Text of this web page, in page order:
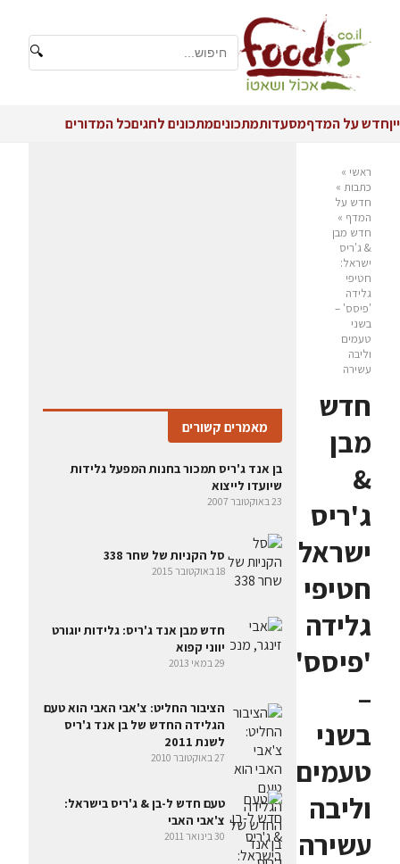
🔍
ייןחדש על המדףמסעדותמתכוניםמתכונים לחגיםכל המדורים
ראשי »
כתבות »
חדש על
המדף »
חדש מבן
& ג'ריס
ישראל:
חטיפי
גלידה
'פיסס' –
בשני
טעמים
וליבה
עשירה
חדש
מבן
&
ג'ריס
ישראל:
חטיפי
גלידה
'פיסס'
–
בשני
טעמים
וליבה
עשירה
מאמרים קשורים
בן אנד ג'ריס תמכור בחנות המפעל גלידות
שיועדו לייצוא
23 באוקטובר 2007
סל הקניות של שחר 338
18 באוקטובר 2015
חדש מבן אנד ג'ריס: גלידות יוגורט
יווני קפוא
29 במאי 2013
הציבור החליט: צ'אבי האבי הוא טעם
הגלידה החדש של בן אנד ג'ריס
לשנת 2011
27 באוקטובר 2010
טעם חדש ל-בן & ג'ריס בישראל:
צ'אבי האבי
30 בינואר 2011